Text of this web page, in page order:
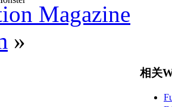
Magazine
»
相关